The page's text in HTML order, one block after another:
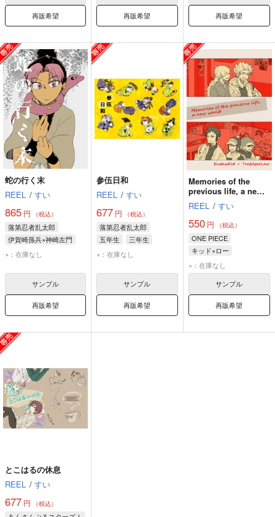
再販希望 再販希望 再販希望
蛇の行く末
REEL / すい
865 円 （税込）
落第忍者乱太郎
伊賀崎孫兵×神崎左門
伊賀崎孫兵
×：在庫なし
サンプル
再販希望
参伍日和
REEL / すい
677 円 （税込）
落第忍者乱太郎
五年生
三年生
×：在庫なし
サンプル
再販希望
Memories of the
previous life, a new
world
REEL / すい
550円 （税込）
ONE PIECE
キッド×ロー
トラファルガー・ロー
ユースタス・キッド
×：在庫なし
サンプル
再販希望
とこはるの休息
REEL / すい
677 円 （税込）